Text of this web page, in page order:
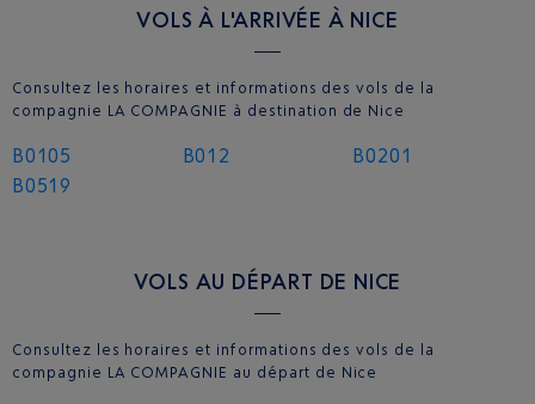
VOLS À L'ARRIVÉE À NICE
Consultez les horaires et informations des vols de la
compagnie LA COMPAGNIE à destination de Nice
B0105 B012
B0201
B0519
VOLS AU DÉPART DE NICE
Consultez les horaires et informations des vols de la
compagnie LA COMPAGNIE au départ de Nice